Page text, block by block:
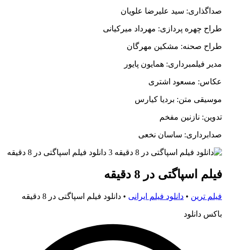
صداگذاری: سید علیرضا علویان
طراح چهره پردازی: مهرداد میرکیانی
طراح صحنه: مشکین مهرگان
مدیر فیلمبرداری: همایون پایور
عکاس: مسعود اشتری
موسیقی متن: بردیا کیارس
تدوین: نازنین مفخم
صدابرداری: ساسان نخعی
فیلم اسپاگتی در 8 دقیقه
فیلم ترین • دانلود فیلم ایرانی • دانلود فیلم اسپاگتی در 8 دقیقه
باکس دانلود